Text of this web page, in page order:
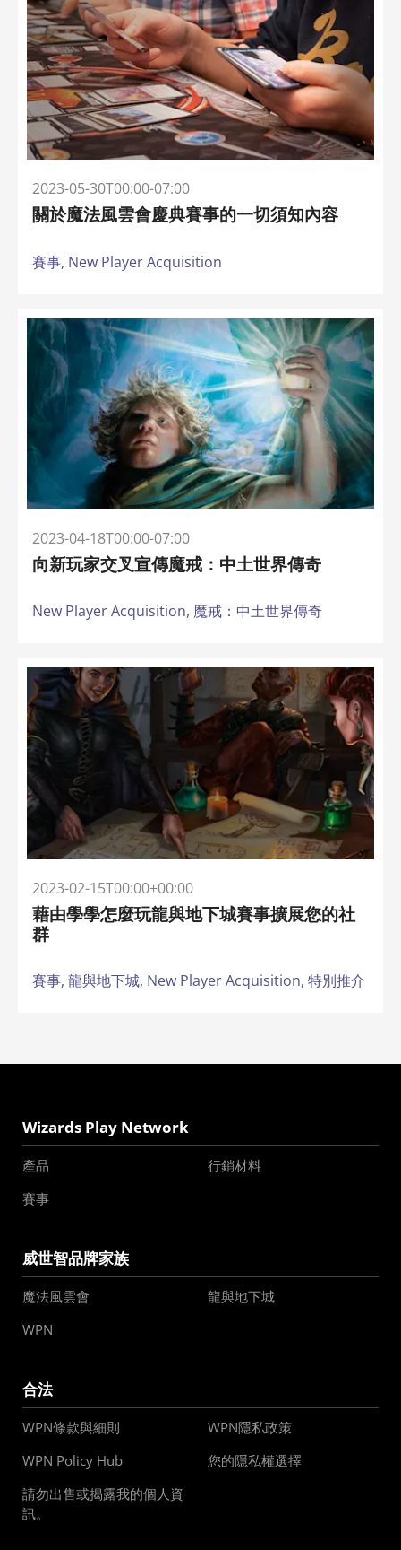
2023-05-30T00:00-07:00
關於魔法風雲會慶典賽事的一切須知內容
賽事, New Player Acquisition
2023-04-18T00:00-07:00
向新玩家交叉宣傳魔戒：中土世界傳奇
New Player Acquisition, 魔戒：中土世界傳奇
2023-02-15T00:00+00:00
藉由學學怎麼玩龍與地下城賽事擴展您的社
群
賽事, 龍與地下城, New Player Acquisition, 特別推介
Wizards Play Network
產品
行銷材料
賽事
威世智品牌家族
魔法風雲會
龍與地下城
WPN
合法
WPN條款與細則
WPN隱私政策
WPN Policy Hub
您的隱私權選擇
請勿出售或揭露我的個人資
訊。